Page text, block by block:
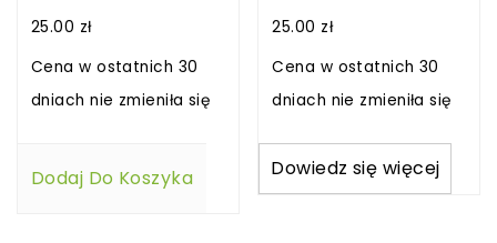
25.00 zł
Cena w ostatnich 30
dniach nie zmieniła się
Dodaj Do Koszyka
25.00 zł
Cena w ostatnich 30
dniach nie zmieniła się
Dowiedz się więcej